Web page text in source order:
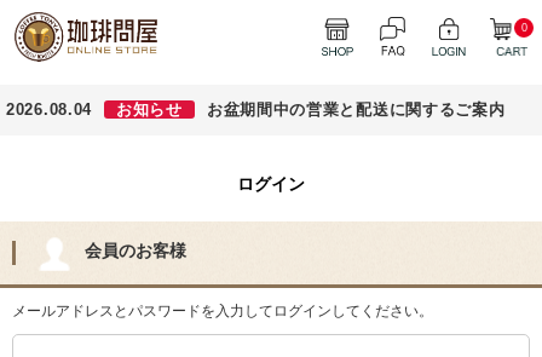
0
2026.08.04 お知らせ お盆期間中の営業と配送に関するご案内
ログイン
会員のお客様
メールアドレスとパスワードを入力してログインしてください。